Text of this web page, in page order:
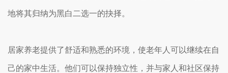
地将其归纳为黑白二选一的抉择。
居家养老提供了舒适和熟悉的环境，使老年人可以继续在自
己的家中生活。他们可以保持独立性，并与家人和社区保持